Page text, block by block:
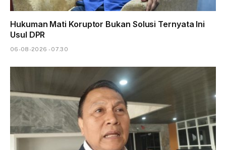
Hukuman Mati Koruptor Bukan Solusi Ternyata Ini
Usul DPR
06-08-2026 - 07.30